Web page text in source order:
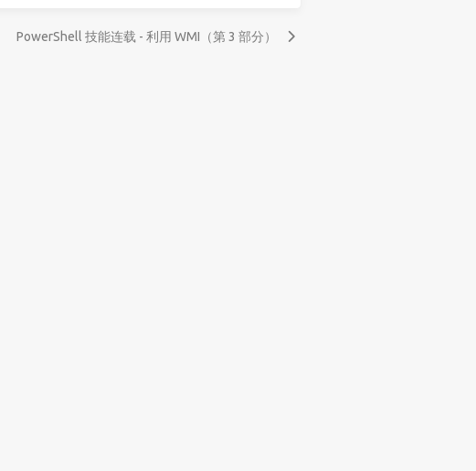
PowerShell 技能连载 - 利用 WMI（第 3 部分）